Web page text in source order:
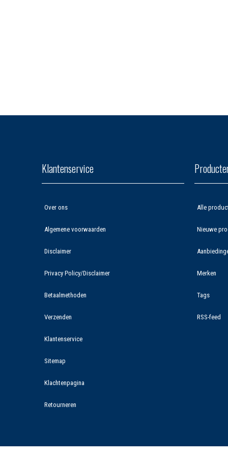
Klantenservice
Over ons
Algemene voorwaarden
Disclaimer
Privacy Policy/Disclaimer
Betaalmethoden
Verzenden
Klantenservice
Sitemap
Klachtenpagina
Retourneren
Alle
Nieuwe
Merken
Tags
RSS-feed